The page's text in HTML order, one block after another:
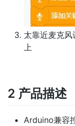
太靠近麦克
上
2 产品描述
Arduino兼容